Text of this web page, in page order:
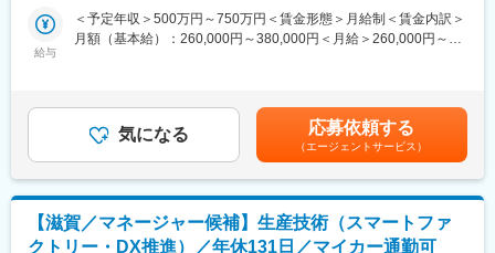
向上プロジェクトを担当し、住宅の80％以上を工場生産する当社
の中核工場を支えていただきます。
■具体的には：
いずれかの業務において、ご経験に沿いアサインいたします。
新規技術の評価・実証および実用化に向けた設備導入の計画・推
進
◇生産性向上活動
給与
＜予定年収＞500万円～750万円＜賃金形態＞月給制＜賃金内訳＞
月額（基本給）：260,000円～380,000円＜月給＞260,000円～
気になる 応募依頼する
（エージェントサービス）
【滋賀／マネージャー候補】生産技術（スマートファ
クトリー・DX推進）／年休131日／マイカー通勤可